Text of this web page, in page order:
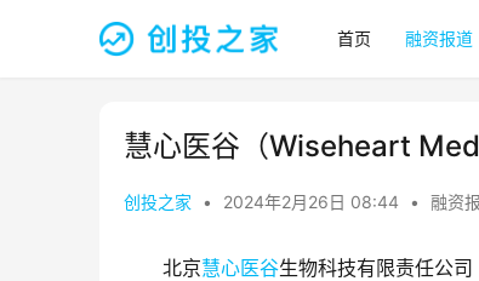
首页 融资报道
慧心医谷（Wiseheart
创投之家 • 2024年2月26日 08:44 • 融资
北京慧心医谷生物科技有限责任公司